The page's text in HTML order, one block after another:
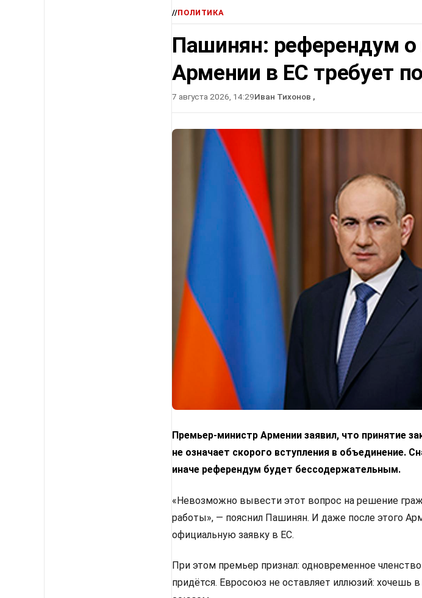
//ПОЛИТИКА
Пашинян: референдум о
Армении в ЕС требует
7 августа 2026, 14:29Иван Тихонов ,
Премьер-министр Армении заявил, что принятие
не означает скорого вступления в объединение.
иначе референдум будет бессодержательным.
«Невозможно вывести этот вопрос на решение
работы», — пояснил Пашинян. И даже после этого
официальную заявку в ЕС.
При этом премьер признал: одновременное
придётся. Евросоюз не оставляет иллюзий: хочешь